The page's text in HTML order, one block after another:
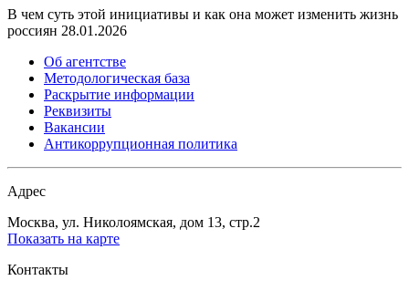
В чем суть этой инициативы и как она может изменить жизнь
россиян 28.01.2026
Об агентстве
Методологическая база
Раскрытие информации
Реквизиты
Вакансии
Антикоррупционная политика
Адрес
Москва, ул. Николоямская, дом 13, стр.2
Показать на карте
Контакты